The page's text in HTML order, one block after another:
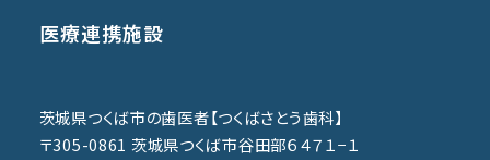
医療連携施設
茨城県つくば市の歯医者【つくばさとう歯科】
〒305-0861 茨城県つくば市谷田部６４７１−１